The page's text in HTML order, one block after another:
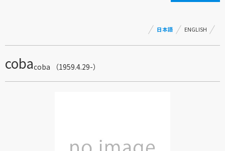
日本語 ENGLISH
cobacoba （1959.4.29-）